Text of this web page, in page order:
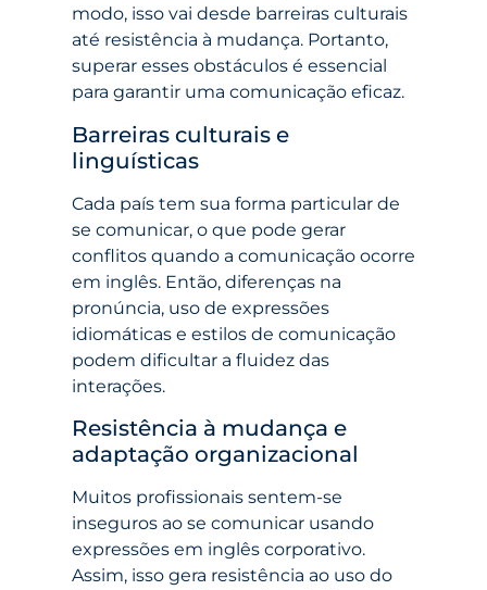
modo, isso vai desde barreiras culturais
até resistência à mudança. Portanto,
superar esses obstáculos é essencial
para garantir uma comunicação eficaz.
Barreiras culturais e
linguísticas
Cada país tem sua forma particular de
se comunicar, o que pode gerar
conflitos quando a comunicação ocorre
em inglês. Então, diferenças na
pronúncia, uso de expressões
idiomáticas e estilos de comunicação
podem dificultar a fluidez das
interações.
Resistência à mudança e
adaptação organizacional
Muitos profissionais sentem-se
inseguros ao se comunicar usando
expressões em inglês corporativo.
Assim, isso gera resistência ao uso do